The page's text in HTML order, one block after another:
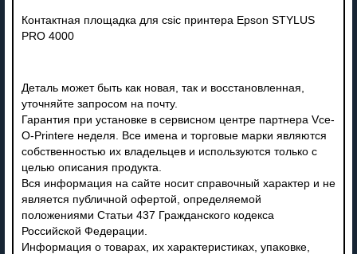
Контактная площадка для csic принтера Epson STYLUS
PRO 4000
Деталь может быть как новая, так и восстановленная,
уточняйте запросом на почту.
Гарантия при установке в сервисном центре партнера Vce-
O-Printere неделя. Все имена и торговые марки являются
собственностью их владельцев и используются только с
целью описания продукта.
Вся информация на сайте носит справочный характер и не
является публичной офертой, определяемой
положениями Статьи 437 Гражданского кодекса
Российской Федерации.
Информация о товарах, их характеристиках, упаковке,